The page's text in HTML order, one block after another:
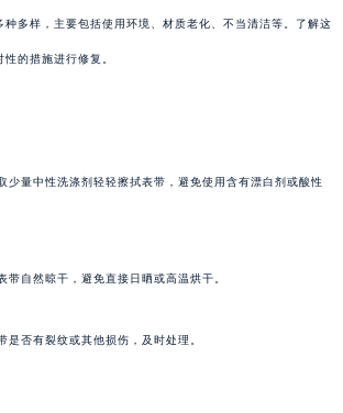
种多样，主要包括使用环境、材质老化、不当清洁等。了解这
的措施进行修复。
少量中性洗涤剂轻轻擦拭表带，避免使用含有漂白剂或酸性
带自然晾干，避免直接日晒或高温烘干。
是否有裂纹或其他损伤，及时处理。